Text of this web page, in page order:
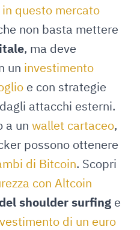
questo mercato
non basta mettere
, ma deve
un investimento
e con strategie
attacchi esterni.
a un wallet cartaceo,
possono ottenere
di Bitcoin. Scopri
con Altcoin
shoulder surfing e
di un euro